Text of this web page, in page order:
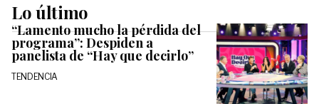
Lo último
“Lamento mucho la pérdida del
programa”: Despiden a
panelista de “Hay que decirlo”
TENDENCIA